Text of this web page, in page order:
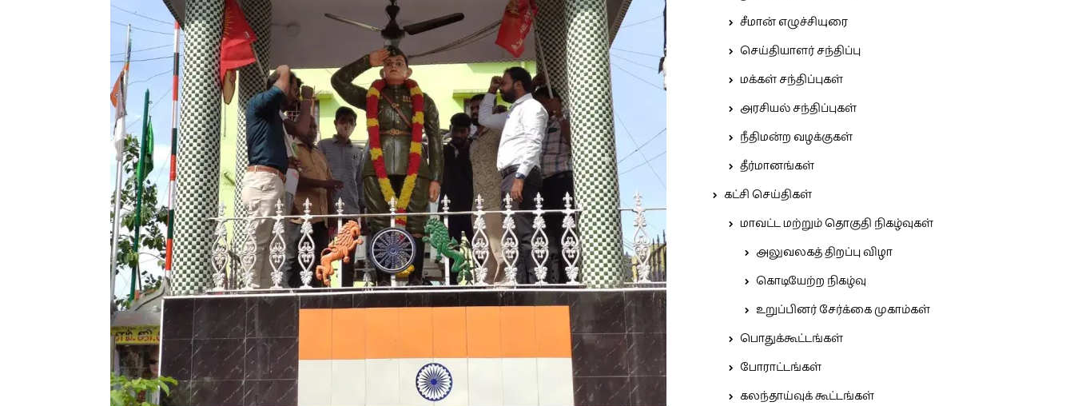
சீமான் எழுச்சியுரை
செய்தியாளர் சந்திப்பு
மக்கள் சந்திப்புகள்
அரசியல் சந்திப்புகள்
நீதிமன்ற வழக்குகள்
தீர்மானங்கள்
கட்சி செய்திகள்
மாவட்ட மற்றும் தொகுதி நிகழ்வுகள்
அலுவலகத் திறப்பு விழா
கொடியேற்ற நிகழ்வு
உறுப்பினர் சேர்க்கை முகாம்கள்
பொதுக்கூட்டங்கள்
போராட்டங்கள்
கலந்தாய்வுக் கூட்டங்கள்